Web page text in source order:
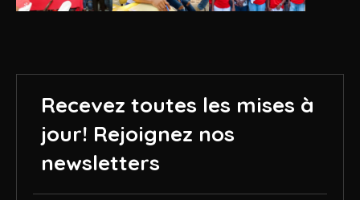
Recevez toutes les mises à
jour! Rejoignez nos
newsletters